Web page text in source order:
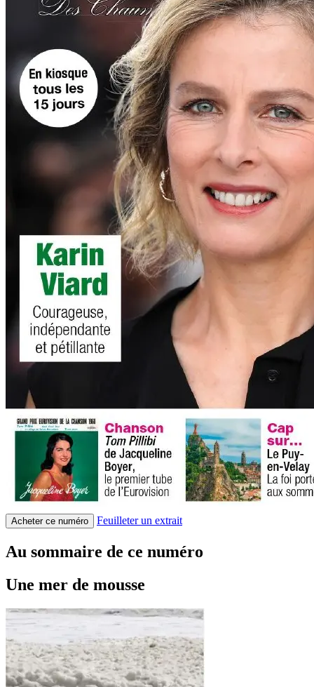
Acheter ce numéro Feuilleter un extrait
Au sommaire de ce numéro
Une mer de mousse